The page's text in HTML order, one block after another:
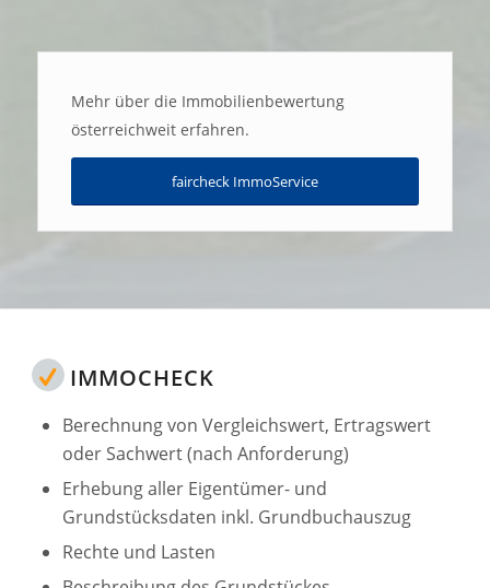
Mehr über die Immobilienbewertung
österreichweit erfahren.
faircheck ImmoService
IMMOCHECK
Berechnung von Vergleichswert, Ertragswert
oder Sachwert (nach Anforderung)
Erhebung aller Eigentümer- und
Grundstücksdaten inkl. Grundbuchauszug
Rechte und Lasten